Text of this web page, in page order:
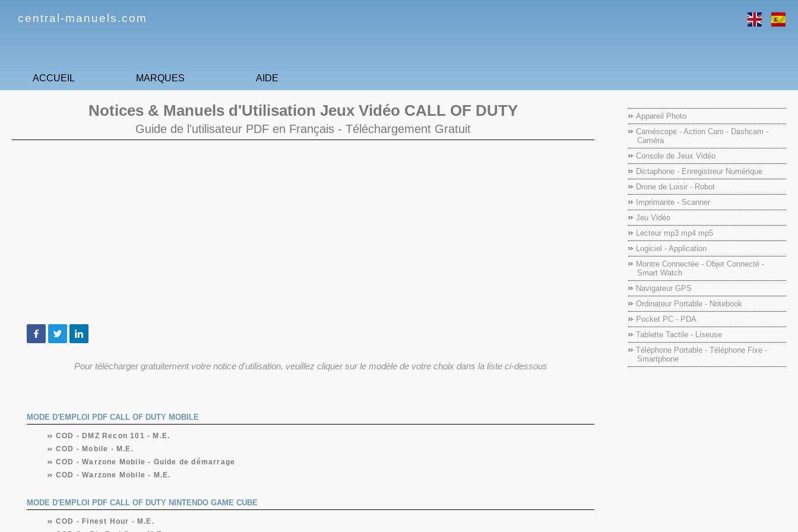
central-manuels.com
ACCUEIL MARQUES AIDE
Notices & Manuels d'Utilisation Jeux Vidéo CALL OF DUTY
Guide de l'utilisateur PDF en Français -Téléchargement Gratuit
Pour télécharger gratuitement votre notice d'utilisation, veuillez cliquer sur le modèle de votre choix dans la liste ci-dessous
MODE D'EMPLOI PDF CALL OF DUTY MOBILE
COD - DMZ Recon 101 - M.E.
COD - Mobile - M.E.
COD - Warzone Mobile - Guide de démarrage
COD - Warzone Mobile - M.E.
MODE D'EMPLOI PDF CALL OF DUTY NINTENDO GAME CUBE
COD - Finest Hour - M.E.
Appareil Photo
Caméscope - Action Cam - Dashcam -
Caméra
Console de Jeux Vidéo
Dictaphone - Enregistreur Numérique
Drone de Loisir - Robot
Imprimante - Scanner
Jeu Vidéo
Lecteur mp3 mp4 mp5
Logiciel - Application
Montre Connectée - Objet Connecté -
Smart Watch
Navigateur GPS
Ordinateur Portable - Notebook
Pocket PC - PDA
Tablette Tactile - Liseuse
Téléphone Portable - Téléphone Fixe -
Smartphone